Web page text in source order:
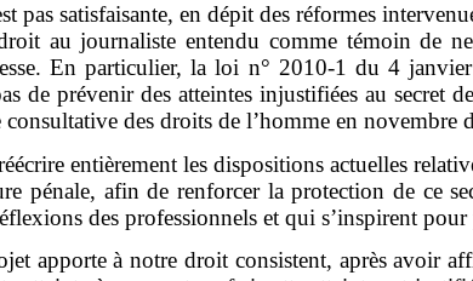
pas satisfaisante, en dépit des réformes
au journaliste entendu comme témoin de
En particulier, la loi n° 2010-1 du 4
de prévenir des atteintes injustifiées au
des droits de l’homme en novembre
entièrement les dispositions actuelles
pénale, afin de renforcer la protection de ce
des professionnels et qui s’inspirent
apporte à notre droit consistent, après avoir